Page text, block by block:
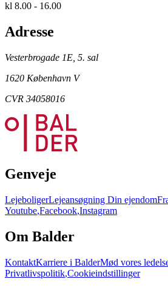
kl 8.00 - 16.00
Adresse
Vesterbrogade 1E, 5. sal
1620 København V
CVR 34058016
Genveje
LejeboligerLejeansøgning Din ejendom
Youtube,Facebook,Instagram
Om Balder
KontaktKarriere i BalderMød vores
Privatlivspolitik,Cookieindstillinger